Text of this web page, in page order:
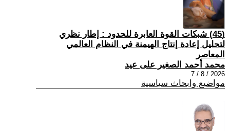
(45) شبكات القوة العابرة للحدود : إطار نظري
لتحليل إعادة إنتاج الهيمنة في النظام العالمي
المعاصر
محمد أحمد الصغير على عيد
2026 / 8 / 7
مواضيع وابحاث سياسية